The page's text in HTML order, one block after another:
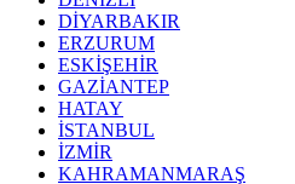
DİYARBAKIR
ERZURUM
ESKİŞEHİR
GAZİANTEP
HATAY
İSTANBUL
İZMİR
KAHRAMANMARAŞ